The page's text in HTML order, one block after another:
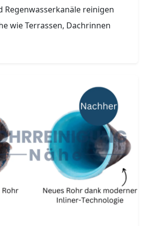
Regenwasserkanäle reinigen
wie Terrassen, Dachrinnen